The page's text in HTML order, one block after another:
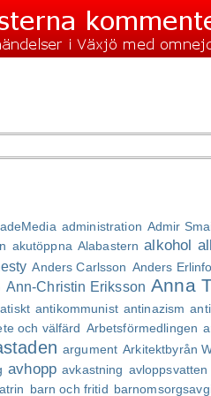
administration Admir
akutöppna Alabastern alkohol
Anders Carlsson Anders
Ann-Christin Eriksson Anna
antikommunist antinazism
och välfärd Arbetsförmedlingen
argument Arkitektbyrån
avhopp avkastning avloppsvatten
barn och fritid